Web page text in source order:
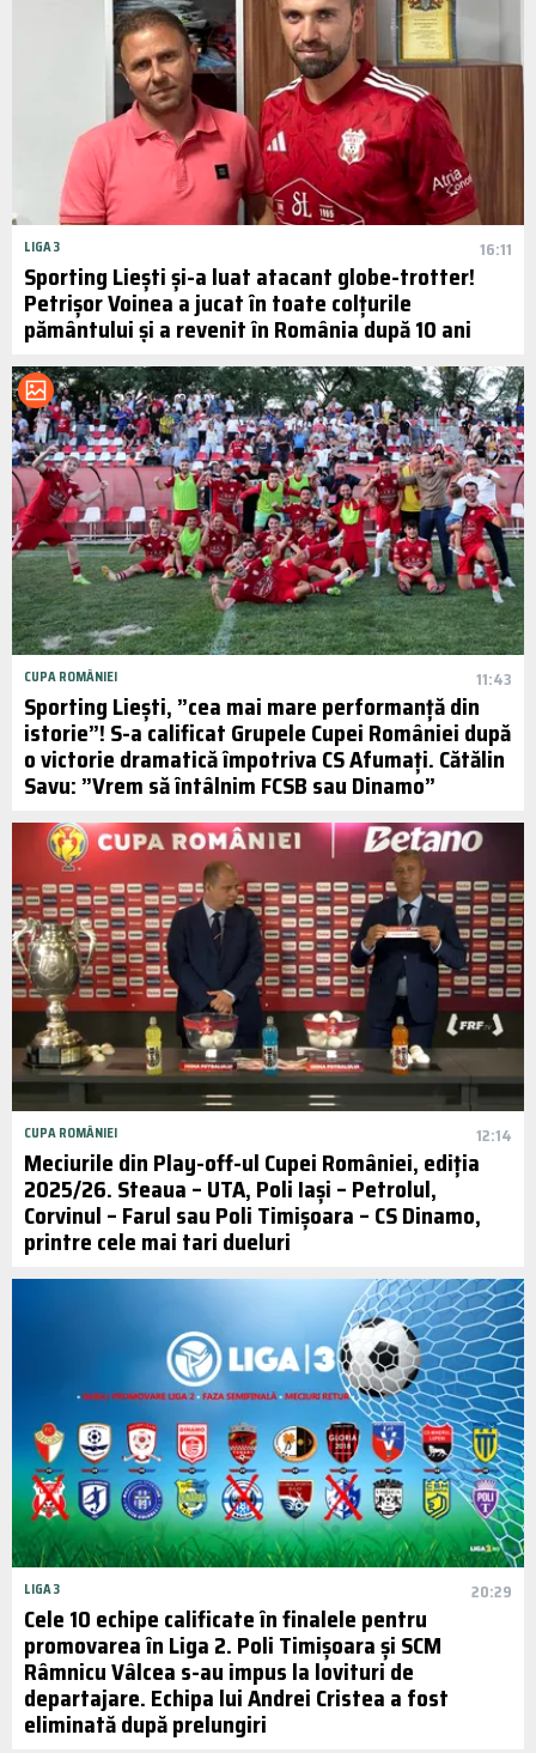
LIGA 3 16:11
Sporting Liești și-a luat atacant globe-trotter!
Petrișor Voinea a jucat în toate colțurile
pământului și a revenit în România după 10 ani
CUPA ROMÂNIEI 11:43
Sporting Liești, ”cea mai mare performanţă din
istorie”! S-a calificat Grupele Cupei României după
o victorie dramatică împotriva CS Afumați. Cătălin
Savu: ”Vrem să întâlnim FCSB sau Dinamo”
CUPA ROMÂNIEI 12:14
Meciurile din Play-off-ul Cupei României, ediția
2025/26. Steaua – UTA, Poli Iași – Petrolul,
Corvinul – Farul sau Poli Timișoara – CS Dinamo,
printre cele mai tari dueluri
LIGA 3 20:29
Cele 10 echipe calificate în finalele pentru
promovarea în Liga 2. Poli Timișoara și SCM
Râmnicu Vâlcea s-au impus la lovituri de
departajare. Echipa lui Andrei Cristea a fost
eliminată după prelungiri